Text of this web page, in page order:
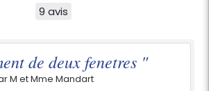
9 avis
de deux fenetres "
M et Mme Mandart